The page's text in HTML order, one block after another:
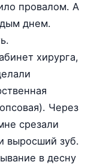
провалом. А
днем.
хирурга,
Через
срезали
выросший зуб.
в десну